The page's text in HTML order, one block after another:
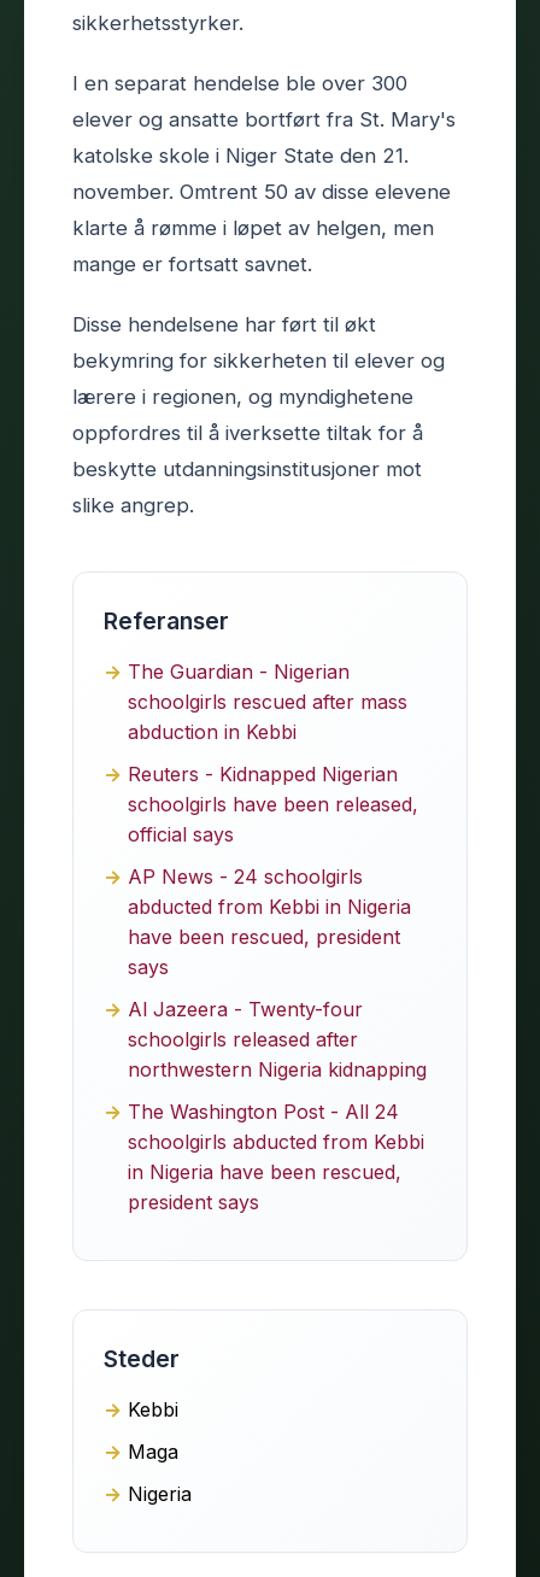
sikkerhetsstyrker.
I en separat hendelse ble over 300
elever og ansatte bortført fra St. Mary's
katolske skole i Niger State den 21.
november. Omtrent 50 av disse elevene
klarte å rømme i løpet av helgen, men
mange er fortsatt savnet.
Disse hendelsene har ført til økt
bekymring for sikkerheten til elever og
lærere i regionen, og myndighetene
oppfordres til å iverksette tiltak for å
beskytte utdanningsinstitusjoner mot
slike angrep.
Referanser
The Guardian - Nigerian
schoolgirls rescued after mass
abduction in Kebbi
Reuters - Kidnapped Nigerian
schoolgirls have been released,
official says
AP News - 24 schoolgirls
abducted from Kebbi in Nigeria
have been rescued, president
says
Al Jazeera - Twenty-four
schoolgirls released after
northwestern Nigeria kidnapping
The Washington Post - All 24
schoolgirls abducted from Kebbi
in Nigeria have been rescued,
president says
Steder
Kebbi
Maga
Nigeria